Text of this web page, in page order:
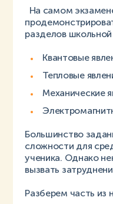
На самом
разделов
Квантовые
Тепловые
Механические
Большинство
сложности для
ученика. Однако
вызвать
Разберем часть из